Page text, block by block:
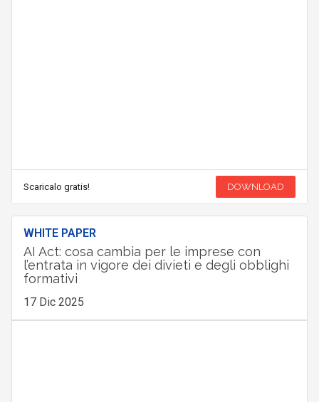
Scaricalo gratis! DOWNLOAD
WHITE PAPER
AI Act: cosa cambia per le imprese con
l’entrata in vigore dei divieti e degli obblighi
formativi
17 Dic 2025